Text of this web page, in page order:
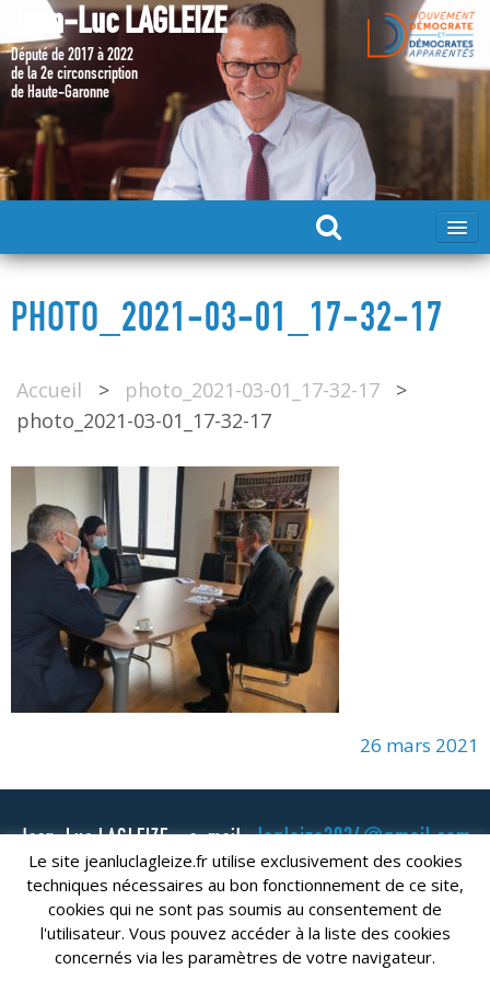
Jean-Luc LAGLEIZE
Député de 2017 à 2022
de la 2e circonscription
de Haute-Garonne
MA CANDIDATURE 2024
DÉPUTÉ 2017 – 2022
MES ACTIONS 2017 – 2022
PHOTO_2021-03-01_17-32-17
Accueil > photo_2021-03-01_17-32-17
>
photo_2021-03-01_17-32-17
26 mars 2021
Jean-Luc LAGLEIZE - e-mail :lagleize2024@gmail.com
Mentions Légales- Copyright © 2024. Tous droits réservés.
Le site jeanluclagleize.fr utilise exclusivement des cookies
techniques nécessaires au bon fonctionnement de ce site,
cookies qui ne sont pas soumis au consentement de
l'utilisateur. Vous pouvez accéder à la liste des cookies
concernés via les paramètres de votre navigateur.